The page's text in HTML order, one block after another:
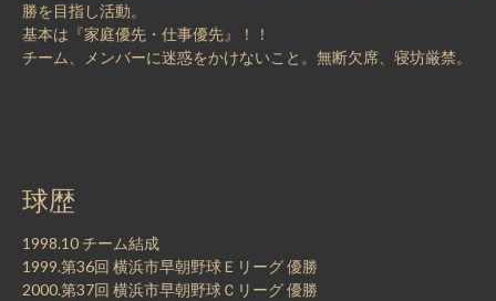
勝を目指し活動。
基本は『家庭優先・仕事優先』！！
チーム、メンバーに迷惑をかけないこと。無断欠席、寝坊厳禁。
球歴
1998.10 チーム結成
1999.第36回 横浜市早朝野球Ｅリーグ 優勝
2000.第37回 横浜市早朝野球Ｃリーグ 優勝